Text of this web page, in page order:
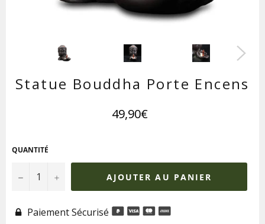
Statue Bouddha Porte Encens
Prix
régulier
49,90€
QUANTITÉ
− + AJOUTER AU PANIER
 Paiement Sécurisé